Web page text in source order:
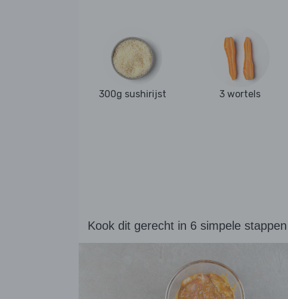
300g sushirijst 3 wortels
Kook dit gerecht in 6 simpele stappen